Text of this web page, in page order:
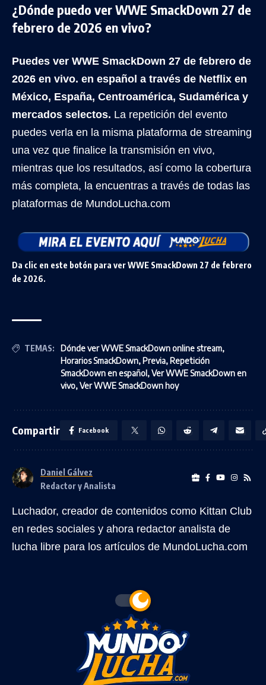
¿Dónde puedo verWWE SmackDown 27 de
febrero de 2026 en vivo?
Puedes ver WWE SmackDown 27 de febrero de
2026 en vivo. en español a través de Netflix en
México, España, Centroamérica, Sudamérica y
mercados selectos. La repetición del evento
puedes verla en la misma plataforma de streaming
una vez que finalice la transmisión en vivo,
mientras que los resultados, así como la cobertura
más completa, la encuentras a través de todas las
plataformas de MundoLucha.com
Da clic en este botón para ver WWE SmackDown 27 de febrero
de 2026.
TEMAS: Dónde ver WWE SmackDown online stream,
Horarios SmackDown,Previa,Repetición
SmackDown en español,Ver WWE SmackDown en
vivo,Ver WWE SmackDown hoy
Compartir Facebook
Daniel Gálvez
Redactor y Analista
Luchador, creador de contenidos como Kittan Club
en redes sociales y ahora redactor analista de
lucha libre para los artículos de MundoLucha.com